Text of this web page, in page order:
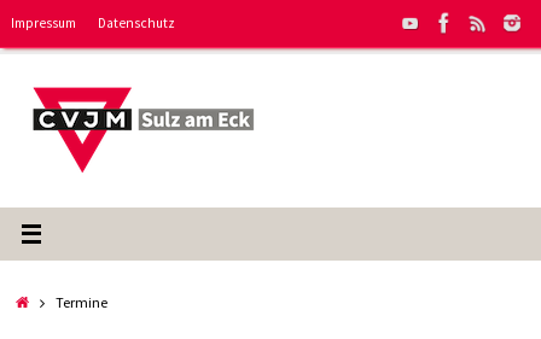
Impressum Datenschutz
StartTermine